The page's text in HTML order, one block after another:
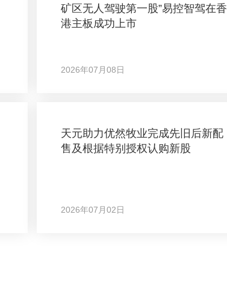
矿区无人驾驶第一股”易控智驾在香
港主板成功上市
2026年07月08日
天元助力优然牧业完成先旧后新配
售及根据特别授权认购新股
2026年07月02日